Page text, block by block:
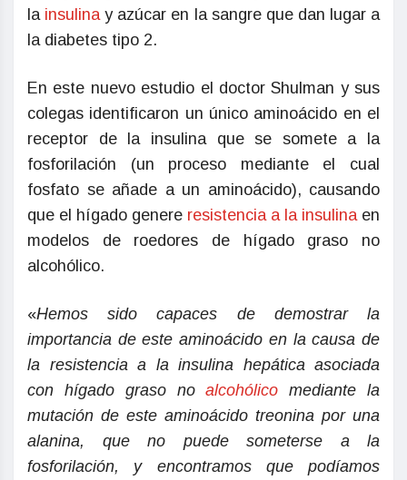
la insulinay azúcar en la sangre que dan lugar a
la diabetes tipo 2.
En este nuevo estudio el doctor Shulman y sus
colegas identificaron un único aminoácido en el
receptor de la insulina que se somete a la
fosforilación (un proceso mediante el cual
fosfato se añade a un aminoácido), causando
que el hígado genere resistencia a la insulinaen
modelos de roedores de hígado graso no
alcohólico.
«Hemos sido capaces de demostrar la
importancia de este aminoácido en la causa de
la resistencia a la insulina hepática asociada
con hígado graso noalcohólico mediante la
mutación de este aminoácido treonina por una
alanina, que no puede someterse a la
fosforilación, y encontramos que podíamos